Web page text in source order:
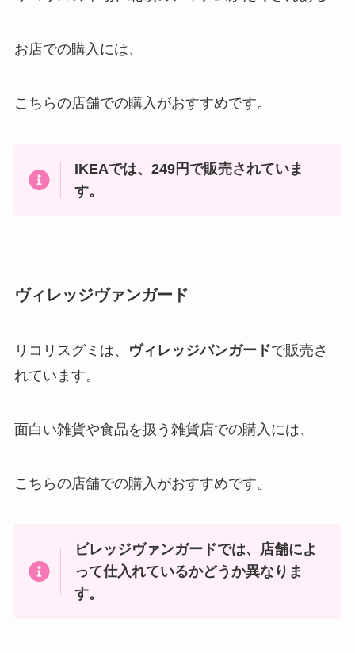
お店での購入には、
こちらの店舗での購入がおすすめです。
IKEAでは、249円で販売されていま
す。
ヴィレッジヴァンガード
リコリスグミは、 ヴィレッジバンガードで販売さ
れています。
面白い雑貨や食品を扱う雑貨店での購入には、
こちらの店舗での購入がおすすめです。
ビレッジヴァンガードでは、店舗によ
って仕入れているかどうか異なりま
す。